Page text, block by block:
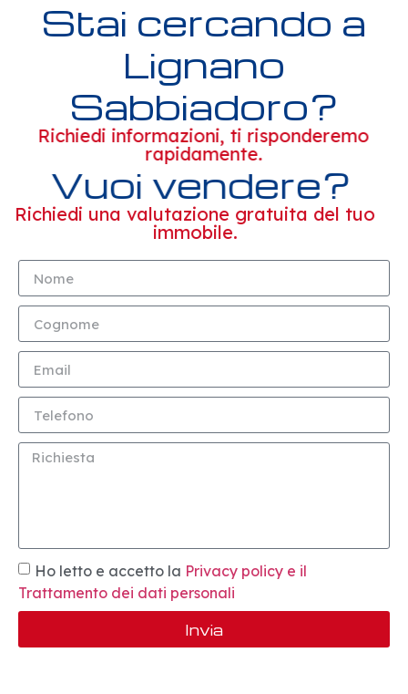
Stai cercando a
Lignano
Sabbiadoro?
Richiedi informazioni, ti risponderemo
rapidamente.
Vuoi vendere?
Richiedi una valutazione gratuita del tuo
immobile.
Ho letto e accetto la Privacy policy e il
Trattamento dei dati personali
Invia